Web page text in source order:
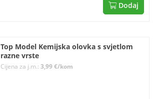
Dodaj
Top Model Kemijska olovka s svjetlom
razne vrste
Cijena za j.m.:3,99 €/kom